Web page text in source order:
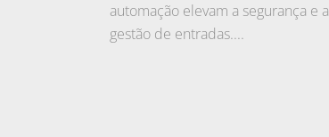
automação elevam a segurança e a
gestão de entradas....